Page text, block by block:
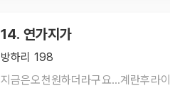
14. 연가지가
방하리 198